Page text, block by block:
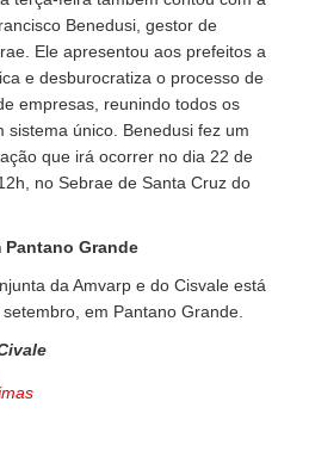
Benedusi, gestor de
Ele apresentou aos prefeitos a
e desburocratiza o processo de
empresas, reunindo todos os
sistema único. Benedusi fez um
que irá ocorrer no dia 22 de
no Sebrae de Santa Cruz do
Pantano Grande
da Amvarp e do Cisvale está
em Pantano Grande.